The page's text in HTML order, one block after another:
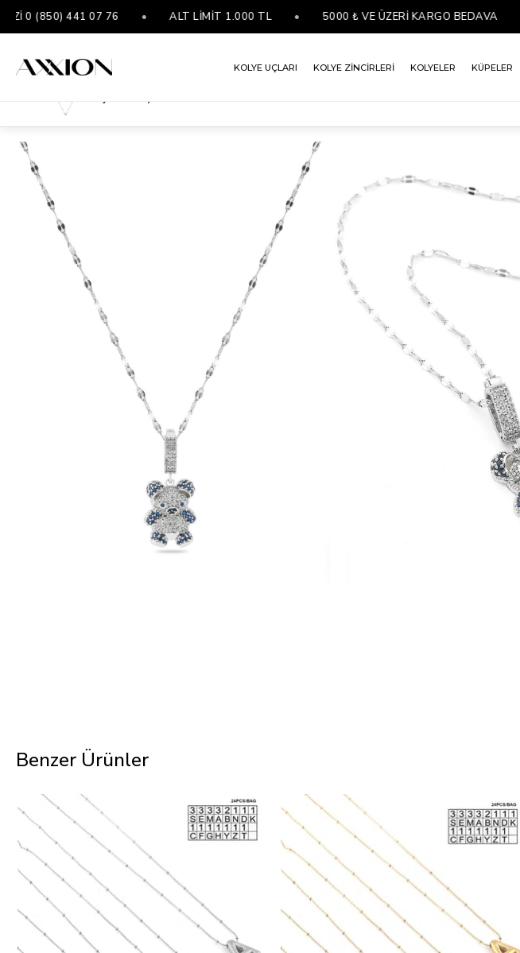
(850) 441 07 76 • ALT LİMİT 1.000 TL • 5000 ₺ VE ÜZERİ KARGO BEDAVA •
KOLYE UÇLARI KOLYE ZİNCİRLERİ KOLYELER KÜPELER
Benzer Ürünler